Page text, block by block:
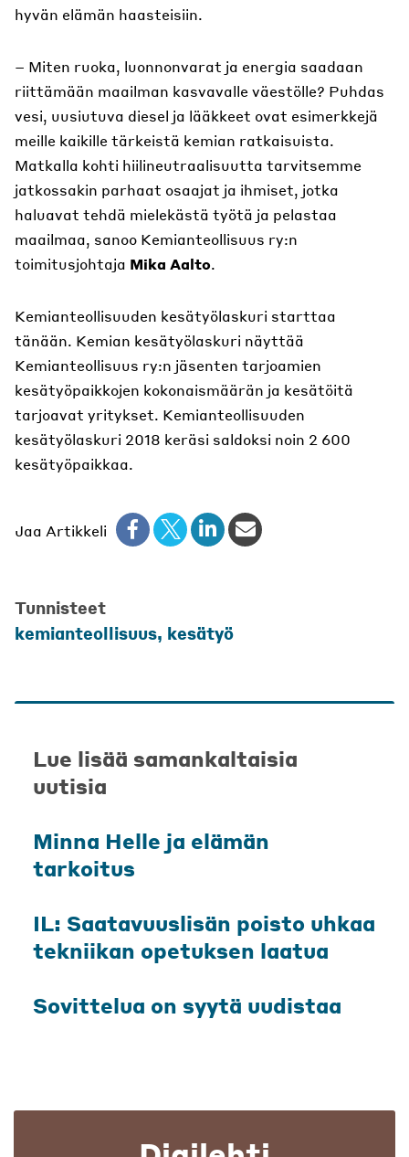
hyvän elämän haasteisiin.
– Miten ruoka, luonnonvarat ja energia saadaan
riittämään maailman kasvavalle väestölle? Puhdas
vesi, uusiutuva diesel ja lääkkeet ovat esimerkkejä
meille kaikille tärkeistä kemian ratkaisuista.
Matkalla kohti hiilineutraalisuutta tarvitsemme
jatkossakin parhaat osaajat ja ihmiset, jotka
haluavat tehdä mielekästä työtä ja pelastaa
maailmaa, sanoo Kemianteollisuus ry:n
toimitusjohtaja Mika Aalto.
Kemianteollisuuden kesätyölaskuri starttaa
tänään. Kemian kesätyölaskuri näyttää
Kemianteollisuus ry:n jäsenten tarjoamien
kesätyöpaikkojen kokonaismäärän ja kesätöitä
tarjoavat yritykset. Kemianteollisuuden
kesätyölaskuri 2018 keräsi saldoksi noin 2 600
kesätyöpaikkaa.
Jaa Artikkeli
Tunnisteet
kemianteollisuus, kesätyö
Lue lisää samankaltaisia
uutisia
Minna Helle ja elämän
tarkoitus
IL: Saatavuuslisän poisto uhkaa
tekniikan opetuksen laatua
Sovittelua on syytä uudistaa